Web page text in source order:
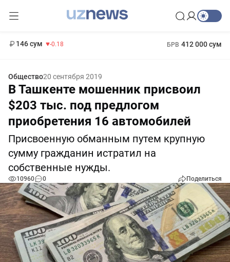
146 сум -0.18 БРВ 412 000 сум
Общество20 сентября 2019
В Ташкенте мошенник присвоил
$203 тыс. под предлогом
приобретения 16 автомобилей
Присвоенную обманным путем крупную
сумму гражданин истратил на
собственные нужды.
10960 0 Поделиться